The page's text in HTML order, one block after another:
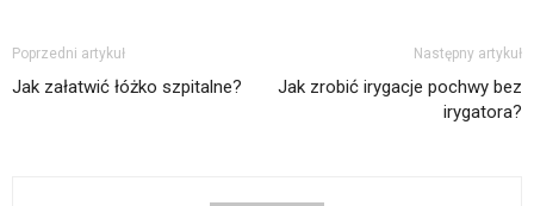
Poprzedni artykuł
Jak załatwić łóżko szpitalne?
Następny artykuł
Jak zrobić irygacje pochwy bez
irygatora?